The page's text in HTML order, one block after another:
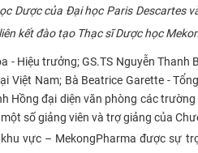
Dược của Đại học Paris Descartes
kết đào tạo Thạc sĩ Dược học
- Hiệu trưởng; GS.TS Nguyễn
Việt Nam; Bà Beatrice Garette -
Hồng đại diện văn phòng các
số giảng viên và trợ giảng của
vực – MekongPharma được sự